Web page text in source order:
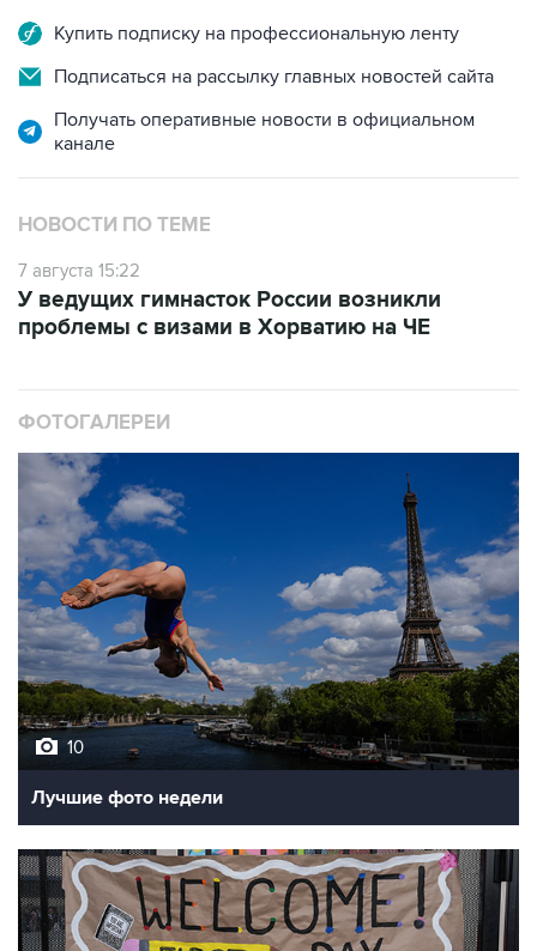
Подписаться на рассылку главных новостей сайта
Получать оперативные новости в официальном
канале
НОВОСТИ ПО ТЕМЕ
7 августа 15:22
проблемы с визами в Хорватию на ЧЕ
10
Лучшие фото недели